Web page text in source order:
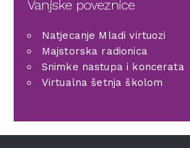
Vanjske poveznice
Natjecanje Mladi virtuozi
Majstorska radionica
Snimke nastupa i koncerata
Virtualna šetnja školom